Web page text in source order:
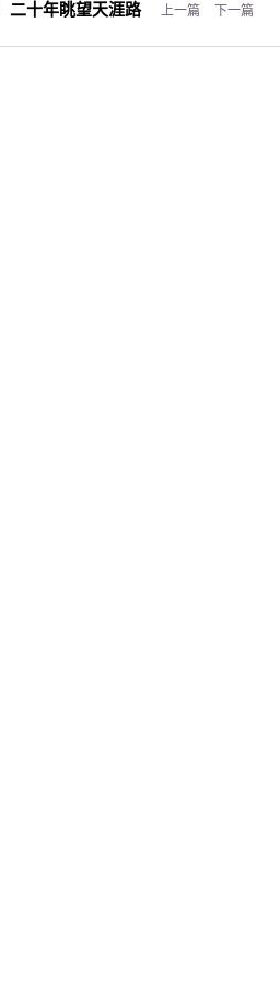
二十年眺望天涯路 上一篇
下一篇